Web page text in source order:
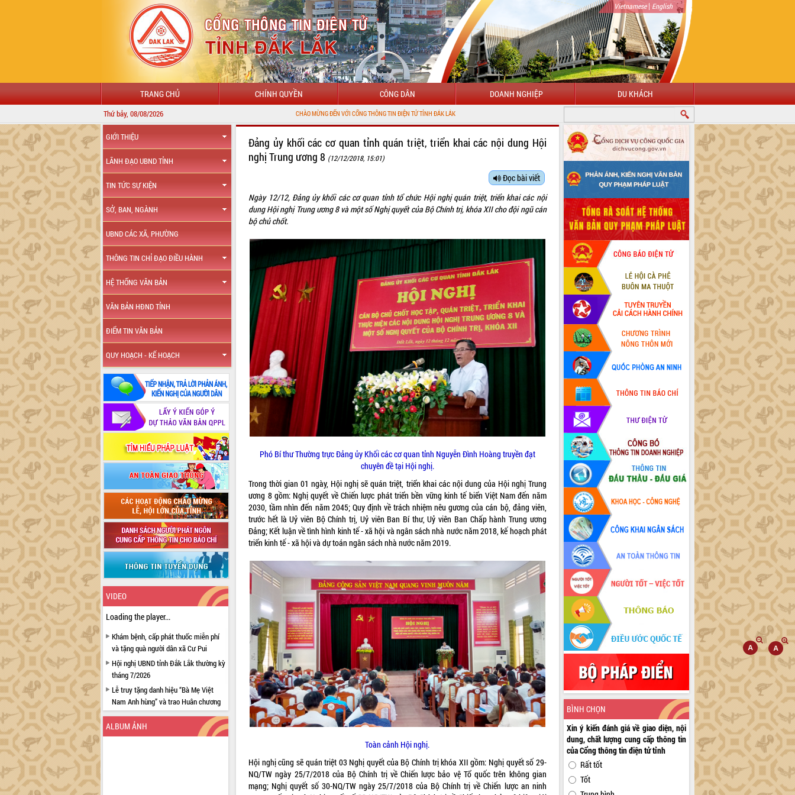
Vietnamese| English
TRANG CHỦ CHÍNH QUYỀN CÔNG DÂN DOANH NGHIỆP DU KHÁCH
Thứ bảy, 08/08/2026 CHÀO MỪNG ĐẾN VỚI CỔNG THÔNG TIN ĐIỆN TỬ TỈNH ĐẮK LẮK
GIỚI THIỆU
LÃNH ĐẠO UBND TỈNH
TIN TỨC SỰ KIỆN
SỞ, BAN, NGÀNH
UBND CÁC XÃ, PHƯỜNG
THÔNG TIN CHỈ ĐẠO ĐIỀU HÀNH
HỆ THỐNG VĂN BẢN
VĂN BẢN HĐND TỈNH
ĐIỂM TIN VĂN BẢN
QUY HOẠCH - KẾ HOẠCH
VIDEO
Loading the player...
Khám bệnh, cấp phát thuốc miễn phí
và tặng quà người dân xã Cư Pui
Hội nghị UBND tỉnh Đắk Lắk thường kỳ
tháng 7/2026
Lễ truy tặng danh hiệu “Bà Mẹ Việt
Nam Anh hùng” và trao Huân chương
Lao động
UBND tỉnh Đắk Lắk triển khai nhiệm
vụ 6 tháng cuối năm 2026
ALBUM ẢNH
Đảng ủy khối các cơ quan tỉnh quán triệt, triển khai các nội dung Hội
nghị Trung ương 8 (12/12/2018, 15:01)
Đọc bài viết
Ngày 12/12, Đảng ủy khối các cơ quan tỉnh tổ chức Hội nghị quán triệt, triển khai các nội
dung Hội nghị Trung ương 8 và một số Nghị quyết của Bộ Chính trị, khóa XII cho đội ngũ cán
bộ chủ chốt.
Phó Bí thư Thường trực Đảng ủy Khối các cơ quan tỉnh Nguyễn Đình Hoàng truyền đạt
chuyên đề tại Hội nghị.
Trong thời gian 01 ngày, Hội nghị sẽ quán triệt, triển khai các nội dung của Hội nghị Trung
ương 8 gồm: Nghị quyết về Chiến lược phát triển bền vững kinh tế biển Việt Nam đến năm
2030, tầm nhìn đến năm 2045; Quy định về trách nhiệm nêu gương của cán bộ, đảng viên,
trước hết là Uỷ viên Bộ Chính trị, Uỷ viên Ban Bí thư, Uỷ viên Ban Chấp hành Trung ương
Đảng; Kết luận về tình hình kinh tế - xã hội và ngân sách nhà nước năm 2018, kế hoạch phát
triển kinh tế - xã hội và dự toán ngân sách nhà nước năm 2019.
Toàn cảnh Hội nghị.
Hội nghị cũng sẽ quán triệt 03 Nghị quyết của Bộ Chính trị khóa XII gồm: Nghị quyết số 29-
NQ/TW ngày 25/7/2018 của Bộ Chính trị về Chiến lược bảo vệ Tổ quốc trên không gian
mạng; Nghị quyết số 30-NQ/TW ngày 25/7/2018 của Bộ Chính trị về Chiến lược an ninh
BÌNH CHỌN
Xin ý kiến đánh giá về giao diện, nội
dung, chất lượng cung cấp thông tin
của Cổng thông tin điện tử tỉnh
Rất tốt
Tốt